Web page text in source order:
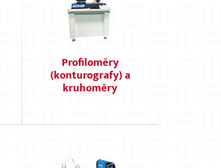
Profiloměry
(konturografy) a
kruhoměry